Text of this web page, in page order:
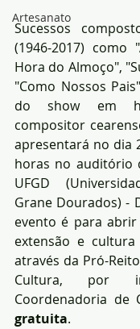
Artesanato
Sucessos
(1946-2017) como
Hora do Almoço",
"Como Nossos
do show em
compositor
apresentará no dia
horas no auditório
UFGD
Grane Dourados) -
evento é para
extensão e
através da Pró-
Cultura, por
Coordenadoria de
gratuita.